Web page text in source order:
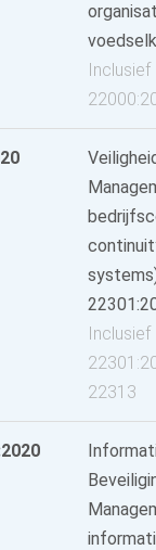
Inclusief
Inclusief
22313